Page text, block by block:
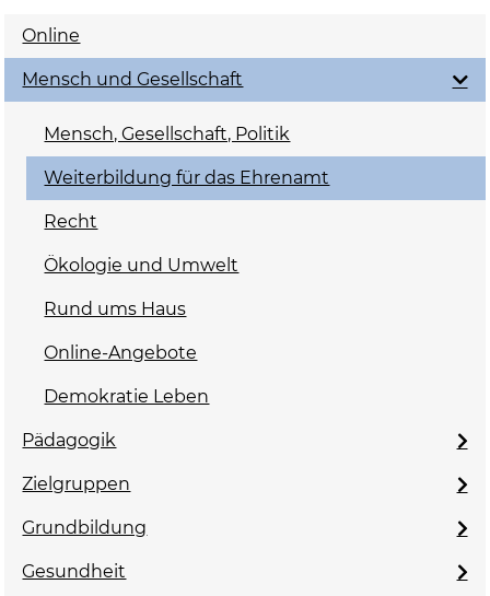
Online
Mensch und Gesellschaft
Mensch, Gesellschaft, Politik
Weiterbildung für das Ehrenamt
Recht
Ökologie und Umwelt
Rund ums Haus
Online-Angebote
Demokratie Leben
Pädagogik
Zielgruppen
Grundbildung
Gesundheit